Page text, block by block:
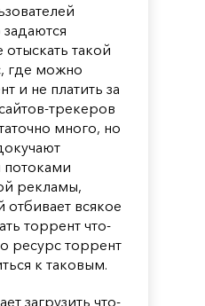
задаются
такой
где можно
и не платить за
трекеров
много, но
рекламы,
всякое
торрент что-
ресурс торрент
к таковым.
загрузить что-